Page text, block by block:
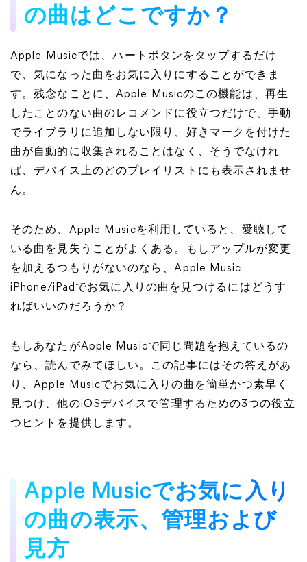
の曲はどこですか？
Apple Musicでは、ハートボタンをタップするだけ
で、気になった曲をお気に入りにすることができま
す。残念なことに、Apple Musicのこの機能は、再生
したことのない曲のレコメンドに役立つだけで、手動
でライブラリに追加しない限り、好きマークを付けた
曲が自動的に収集されることはなく、そうでなけれ
ば、デバイス上のどのプレイリストにも表示されませ
ん。
そのため、Apple Musicを利用していると、愛聴して
いる曲を見失うことがよくある。もしアップルが変更
を加えるつもりがないのなら、Apple Music
iPhone/iPadでお気に入りの曲を見つけるにはどうす
ればいいのだろうか？
もしあなたがApple Musicで同じ問題を抱えているの
なら、読んでみてほしい。この記事にはその答えがあ
り、Apple Musicでお気に入りの曲を簡単かつ素早く
見つけ、他のiOSデバイスで管理するための3つの役立
つヒントを提供します。
Apple Musicでお気に入り
の曲の表示、管理および
見方